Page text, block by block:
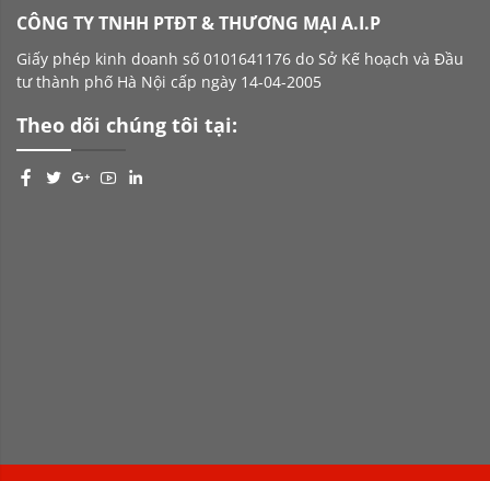
CÔNG TY TNHH PTĐT & THƯƠNG MẠI A.I.P
Giấy phép kinh doanh số 0101641176 do Sở Kế hoạch và Đầu
tư thành phố Hà Nội cấp ngày 14-04-2005
Theo dõi chúng tôi tại: